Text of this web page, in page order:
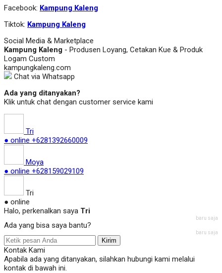
Facebook: Kampung Kaleng
Tiktok: Kampung Kaleng
Social Media & Marketplace
Kampung Kaleng - Produsen Loyang, Cetakan Kue & Produk
Logam Custom
kampungkaleng.com
Chat via Whatsapp
Ada yang ditanyakan?
Klik untuk chat dengan customer service kami
Tri
● online +6281392660009
Moya
● online +628159029109
Tri
● online
Halo, perkenalkan saya Tri
baru saja
Ada yang bisa saya bantu?
baru saja
Kirim
Kontak Kami
Apabila ada yang ditanyakan, silahkan hubungi kami melalui
kontak di bawah ini.